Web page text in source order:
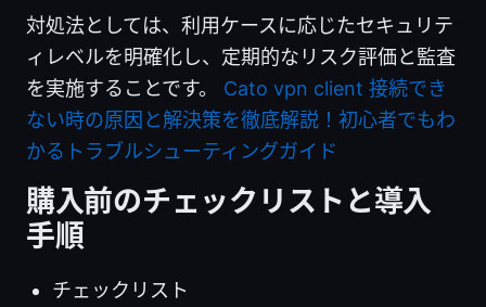
対処法としては、利用ケースに応じたセキュリテ
ィレベルを明確化し、定期的なリスク評価と監査
を実施することです。 Cato vpn client 接続でき
ない時の原因と解決策を徹底解説！初心者でもわ
かるトラブルシューティングガイド
購入前のチェックリストと導入
手順
チェックリスト